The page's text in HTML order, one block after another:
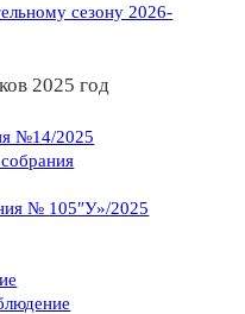
сезону 2026-
2025 год
№14/2025
№ 105″У»/2025